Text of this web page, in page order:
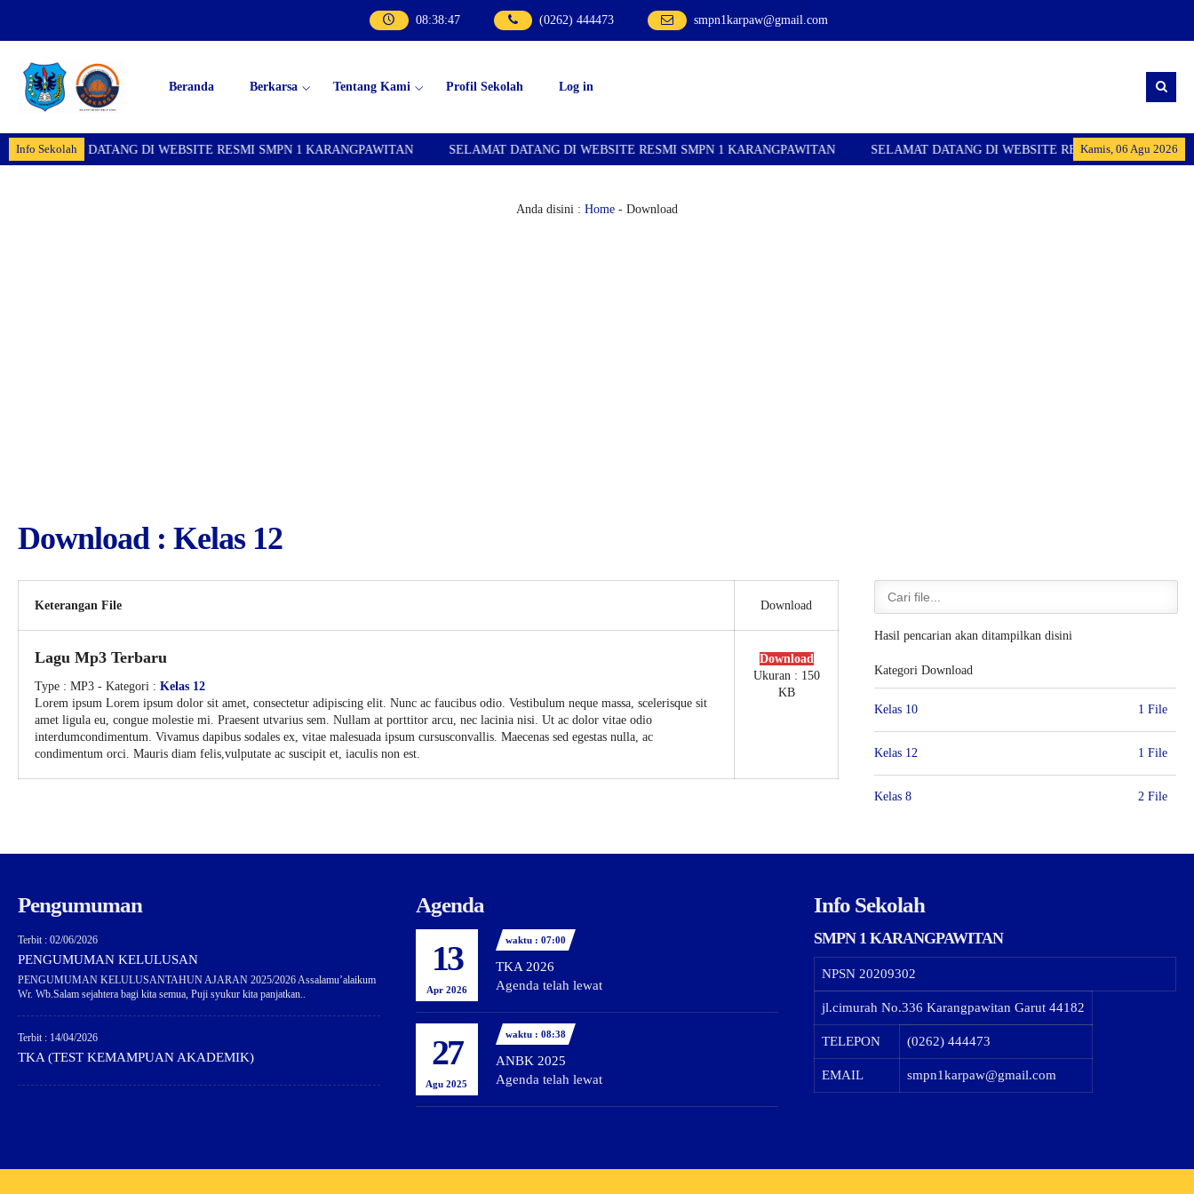
08:38:47 (0262) 444473 smpn1karpaw@gmail.com
Beranda Berkarsa Tentang Kami Profil Sekolah Log in
Info Sekolah Kamis, 06 Agu 2026
SELAMAT DATANG DI WEBSITE RESMI SMPN 1 KARANGPAWITAN SELAMAT DATANG DI WEBSITE RESMI SMPN 1 KARANGPAWITAN SELAMAT DATANG DI WEBSITE RESMI SMPN 1
Anda disini : Home - Download
Download : Kelas 12
Keterangan File Download
Lagu Mp3 Terbaru
Type : MP3 - Kategori : Kelas 12
Lorem ipsum Lorem ipsum dolor sit amet, consectetur adipiscing elit. Nunc ac faucibus odio. Vestibulum neque massa, scelerisque sit
amet ligula eu, congue molestie mi. Praesent utvarius sem. Nullam at porttitor arcu, nec lacinia nisi. Ut ac dolor vitae odio
interdumcondimentum. Vivamus dapibus sodales ex, vitae malesuada ipsum cursusconvallis. Maecenas sed egestas nulla, ac
condimentum orci. Mauris diam felis,vulputate ac suscipit et, iaculis non est.
Download
Ukuran : 150
KB
Hasil pencarian akan ditampilkan disini
Kategori Download
Kelas 10 1 File
Kelas 12 1 File
Kelas 8 2 File
Pengumuman
Terbit : 02/06/2026
PENGUMUMAN KELULUSAN
PENGUMUMAN KELULUSANTAHUN AJARAN 2025/2026 Assalamu’alaikum
Wr. Wb.Salam sejahtera bagi kita semua, Puji syukur kita panjatkan..
Terbit : 14/04/2026
TKA (TEST KEMAMPUAN AKADEMIK)
Agenda
13
Apr 2026
waktu : 07:00
TKA 2026
Agenda telah lewat
27
Agu 2025
waktu : 08:38
ANBK 2025
Agenda telah lewat
Info Sekolah
SMPN 1 KARANGPAWITAN
NPSN 20209302
jl.cimurah No.336 Karangpawitan Garut 44182
TELEPON (0262) 444473
EMAIL smpn1karpaw@gmail.com